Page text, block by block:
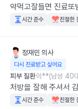
약먹고잘들면 진료또
시간 준수 친절한
정재민 의사
다시 진료받고 싶어요
피부 질환이**(남성 40
처방을 잘해 주셔서
시간 준수 친절한